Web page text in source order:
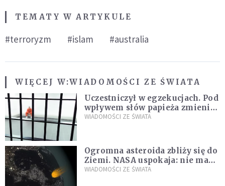
TEMATY W ARTYKULE
#terroryzm #islam #australia
WIĘCEJ W:WIADOMOŚCI ZE ŚWIATA
Uczestniczył w egzekucjach. Pod
wpływem słów papieża zmienił
zdanie
WIADOMOŚCI ZE ŚWIATA
Ogromna asteroida zbliży się do
Ziemi. NASA uspokaja: nie ma
zagrożenia
WIADOMOŚCI ZE ŚWIATA